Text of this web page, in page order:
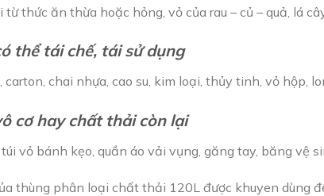
thức ăn thừa hoặc hỏng, vỏ của rau – củ – quả, lá
thể tái chế, tái sử dụng
carton, chai nhựa, cao su, kim loại, thủy tinh, vỏ hộp,
cơ hay chất thải còn lại
vỏ bánh kẹo, quần áo vải vụng, găng tay, băng vệ
thùng phân loại chất thải 120L được khuyen dùng